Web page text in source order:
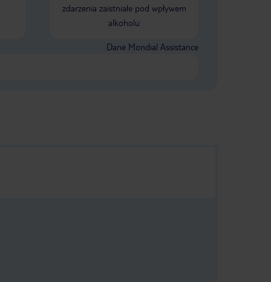
zdarzenia zaistniałe pod wpływem
alkoholu
Dane Mondial Assistance